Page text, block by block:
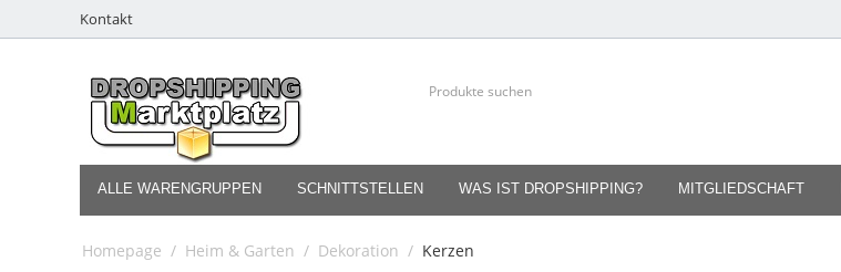
Kontakt
ALLE WARENGRUPPEN SCHNITTSTELLEN WAS IST DROPSHIPPING? MITGLIEDSCHAFT
Homepage / Heim & Garten / Dekoration / Kerzen